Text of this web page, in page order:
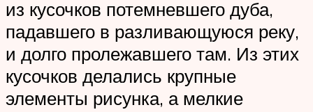
из кусочков потемневшего дуба,
падавшего в разливающуюся реку,
и долго пролежавшего там. Из этих
кусочков делались крупные
элементы рисунка, а мелкие